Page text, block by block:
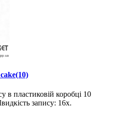
в пластиковій коробці 10
запису: 16х.